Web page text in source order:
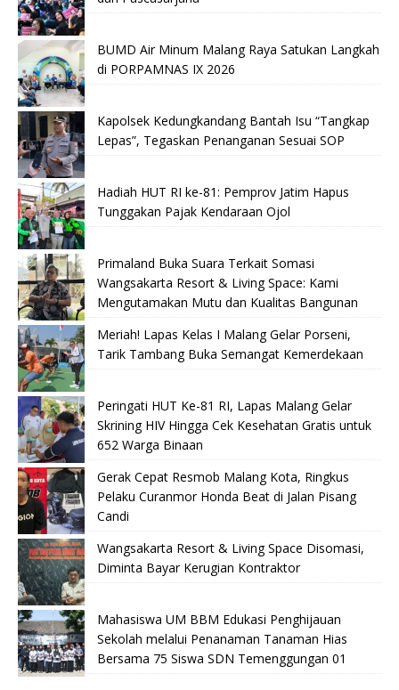
BUMD Air Minum Malang Raya Satukan Langkah
di PORPAMNAS IX 2026
Kapolsek Kedungkandang Bantah Isu “Tangkap
Lepas”, Tegaskan Penanganan Sesuai SOP
Hadiah HUT RI ke-81: Pemprov Jatim Hapus
Tunggakan Pajak Kendaraan Ojol
Primaland Buka Suara Terkait Somasi
Wangsakarta Resort & Living Space: Kami
Mengutamakan Mutu dan Kualitas Bangunan
Meriah! Lapas Kelas I Malang Gelar Porseni,
Tarik Tambang Buka Semangat Kemerdekaan
Peringati HUT Ke-81 RI, Lapas Malang Gelar
Skrining HIV Hingga Cek Kesehatan Gratis untuk
652 Warga Binaan
Gerak Cepat Resmob Malang Kota, Ringkus
Pelaku Curanmor Honda Beat di Jalan Pisang
Candi
Wangsakarta Resort & Living Space Disomasi,
Diminta Bayar Kerugian Kontraktor
Mahasiswa UM BBM Edukasi Penghijauan
Sekolah melalui Penanaman Tanaman Hias
Bersama 75 Siswa SDN Temenggungan 01